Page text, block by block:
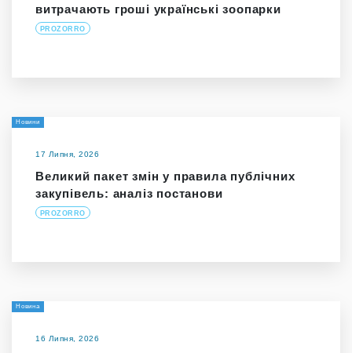
витрачають гроші українські зоопарки
PROZORRO
Новини
17 Липня, 2026
Великий пакет змін у правила публічних
закупівель: аналіз постанови
PROZORRO
Новина
16 Липня, 2026